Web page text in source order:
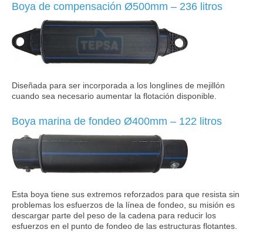
Boya de compensación Ø500mm – 236 litros
Diseñada para ser incorporada a los longlines de mejillón
cuando sea necesario aumentar la flotación disponible.
Boya marina de fondeo Ø400mm – 122 litros
Esta boya tiene sus extremos reforzados para que resista sin
problemas los esfuerzos de la línea de fondeo, su misión es
descargar parte del peso de la cadena para reducir los
esfuerzos en el punto de fondeo de las estructuras flotantes.